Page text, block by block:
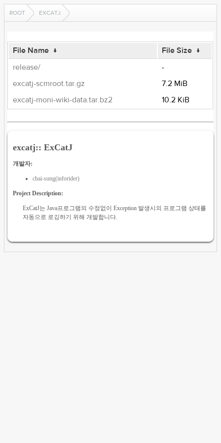
ROOT EXCATJ
File Name ↓ File Size ↓
release/
-
excatj-scmroot.tar.gz
7.2 MiB
excatj-moni-wiki-data.tar.bz2
10.2 KiB
excatj:: ExCatJ
개발자:
chai-sung(inforider)
Project Description:
ExCatJ는 Java프로그램의 수정없이 Exception 발생시의 프로그램 상태를
자동으로 로깅하기 위해 개발합니다.